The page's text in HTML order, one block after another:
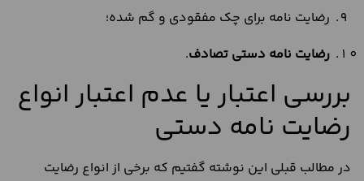
رضایت نامه برای چک مفقودی و گم شده؛
رضایت نامه دستی تصادف.
بررسی اعتبار یا عدم اعتبار انواع
رضایت نامه دستی
در مطالب قبلی این نوشته گفتیم که برخی از انواع رضایت